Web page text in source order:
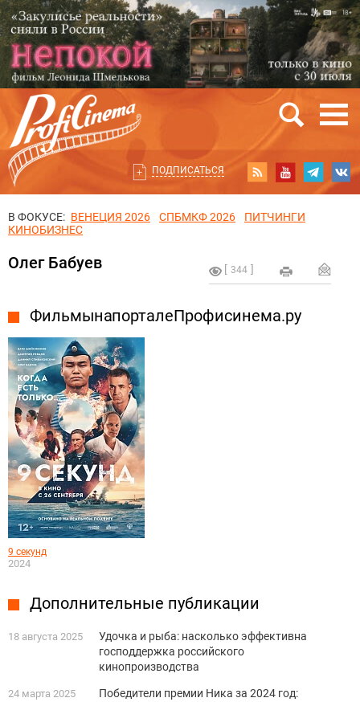
ПОДПИСАТЬСЯ
В ФОКУСЕ: ВЕНЕЦИЯ 2026 СПБМКФ 2026
ПИТЧИНГИ
КИНОБИЗНЕС
344
Олег Бабуев
Фильмы на портале Профисинема.ру
9 секунд
2024
Дополнительные публикации
18 августа 2025
Удочка и рыба: насколько эффективна
господдержка российского
кинопроизводства
24 марта 2025
Победители премии Ника за 2024 год: